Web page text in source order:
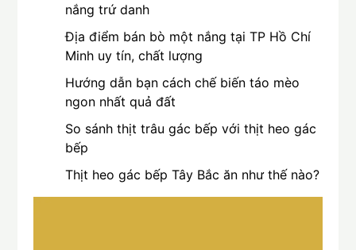
nắng trứ danh
Địa điểm bán bò một nắng tại TP Hồ Chí
Minh uy tín, chất lượng
Hướng dẫn bạn cách chế biến táo mèo
ngon nhất quả đất
So sánh thịt trâu gác bếp với thịt heo gác
bếp
Thịt heo gác bếp Tây Bắc ăn như thế nào?